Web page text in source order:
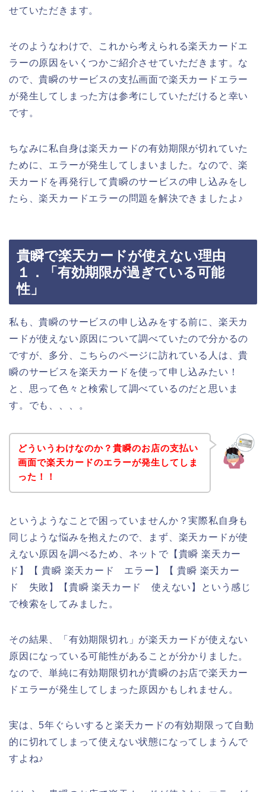
せていただきます。
そのようなわけで、これから考えられる楽天カードエ
ラーの原因をいくつかご紹介させていただきます。な
ので、貴瞬のサービスの支払画面で楽天カードエラー
が発生してしまった方は参考にしていただけると幸い
です。
ちなみに私自身は楽天カードの有効期限が切れていた
ために、エラーが発生してしまいました。なので、楽
天カードを再発行して貴瞬のサービスの申し込みをし
たら、楽天カードエラーの問題を解決できましたよ♪
貴瞬で楽天カードが使えない理由
１．「有効期限が過ぎている可能
性」
私も、貴瞬のサービスの申し込みをする前に、楽天カ
ードが使えない原因について調べていたので分かるの
ですが、多分、こちらのページに訪れている人は、貴
瞬のサービスを楽天カードを使って申し込みたい！
と、思って色々と検索して調べているのだと思いま
す。でも、、、。
どういうわけなのか？貴瞬のお店の支払い
画面で楽天カードのエラーが発生してしま
った！！
というようなことで困っていませんか？実際私自身も
同じような悩みを抱えたので、まず、楽天カードが使
えない原因を調べるため、ネットで【貴瞬 楽天カー
ド】【 貴瞬 楽天カード エラー】【 貴瞬 楽天カー
ド 失敗】【貴瞬 楽天カード 使えない】という感じ
で検索をしてみました。
その結果、「有効期限切れ」が楽天カードが使えない
原因になっている可能性があることが分かりました。
なので、単純に有効期限切れが貴瞬のお店で楽天カー
ドエラーが発生してしまった原因かもしれません。
実は、5年ぐらいすると楽天カードの有効期限って自動
的に切れてしまって使えない状態になってしまうんで
すよね♪